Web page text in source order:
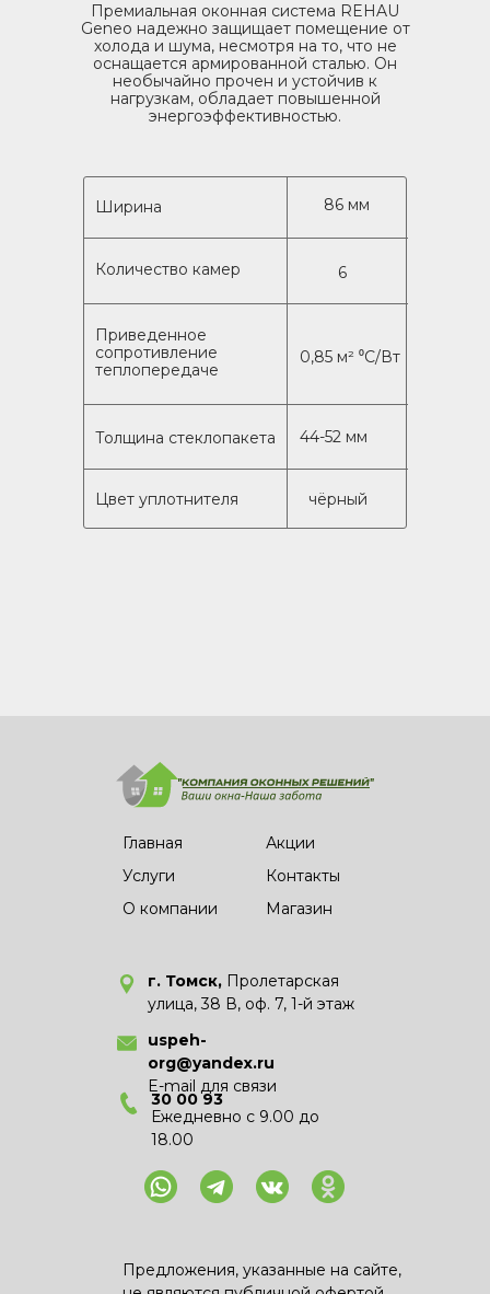
Премиальная оконная система REHAU
Geneo надежно защищает помещение от
холода и шума, несмотря на то, что не
оснащается армированной сталью. Он
необычайно прочен и устойчив к
нагрузкам, обладает повышенной
энергоэффективностью.
Ширина
Количество камер
Приведенное
сопротивление
теплопередаче
Толщина стеклопакета
Цвет уплотнителя
86 мм
6
0,85 м² ⁰C/Вт
44-52 мм
чёрный
Предложения, указанные на сайте,
Главная
Услуги
О компании
Акции
Контакты
Магазин
г. Томск, Пролетарская
улица, 38 В, оф. 7, 1-й этаж
uspeh-
org@yandex.ru
E-mail для связи
30 00 93
Ежедневно с 9.00 до
18.00